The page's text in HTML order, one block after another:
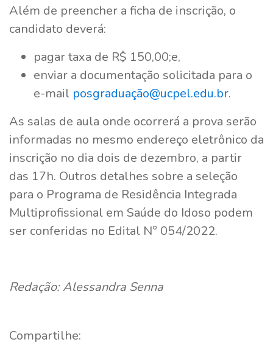
Além de preencher a ficha de inscrição, o
candidato deverá:
pagar taxa de R$ 150,00;e,
enviar a documentação solicitada para o
e-mail posgraduação@ucpel.edu.br.
As salas de aula onde ocorrerá a prova serão
informadas no mesmo endereço eletrônico da
inscrição no dia dois de dezembro, a partir
das 17h. Outros detalhes sobre a seleção
para o Programa de Residência Integrada
Multiprofissional em Saúde do Idoso podem
ser conferidas no Edital N° 054/2022.
Redação: Alessandra Senna
Compartilhe: